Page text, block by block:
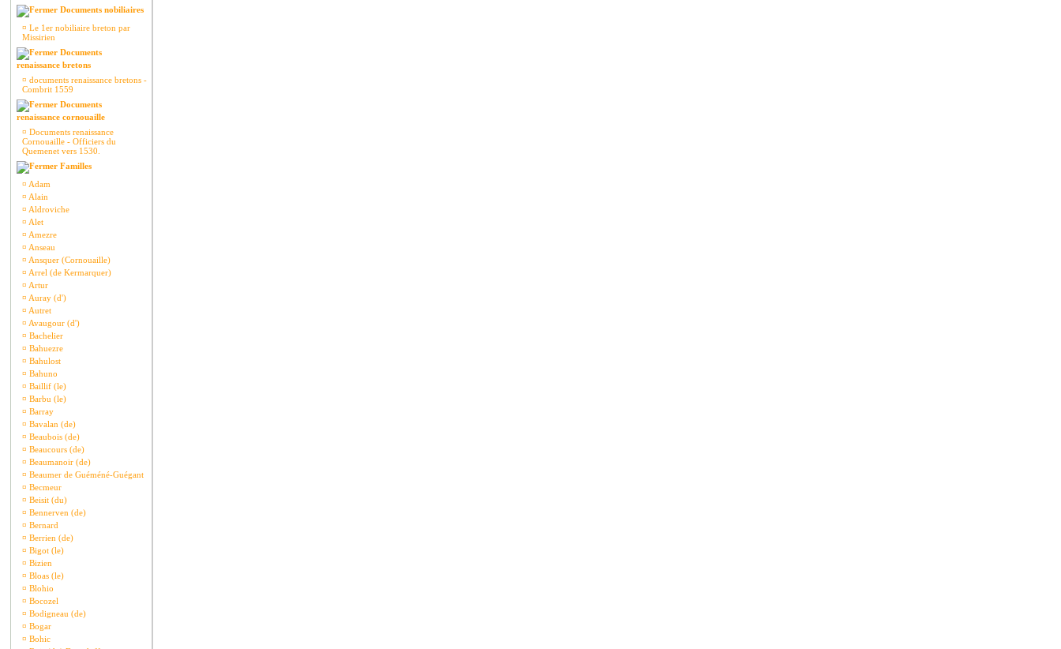
Documents nobiliaires
¤ Le 1er nobiliaire breton par
Missirien
Documents
renaissance bretons
¤ documents renaissance bretons -
Combrit 1559
Documents
renaissance cornouaille
¤ Documents renaissance
Cornouaille - Officiers du
Quemenet vers 1530.
Familles
¤ Adam
¤ Alain
¤ Aldroviche
¤ Alet
¤ Amezre
¤ Anseau
¤ Ansquer (Cornouaille)
¤ Arrel (de Kermarquer)
¤ Artur
¤ Auray (d')
¤ Autret
¤ Avaugour (d')
¤ Bachelier
¤ Bahuezre
¤ Bahulost
¤ Bahuno
¤ Baillif (le)
¤ Barbu (le)
¤ Barray
¤ Bavalan (de)
¤ Beaubois (de)
¤ Beaucours (de)
¤ Beaumanoir (de)
¤ Beaumer de Guéméné-Guégant
¤ Becmeur
¤ Beisit (du)
¤ Bennerven (de)
¤ Bernard
¤ Berrien (de)
¤ Bigot (le)
¤ Bizien
¤ Bloas (le)
¤ Blohio
¤ Bocozel
¤ Bodigneau (de)
¤ Bogar
¤ Bohic